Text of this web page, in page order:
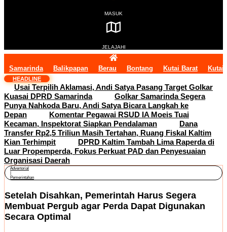
MASUK
JELAJAHI
Samarinda Balikpapan Berau Bontang Kutai Barat Kutai
HEADLINE
Usai Terpilih Aklamasi, Andi Satya Pasang Target Golkar
Kuasai DPRD Samarinda
Golkar Samarinda Segera
Punya Nahkoda Baru, Andi Satya Bicara Langkah ke
Depan
Komentar Pegawai RSUD IA Moeis Tuai
Kecaman, Inspektorat Siapkan Pendalaman
Dana
Transfer Rp2,5 Triliun Masih Tertahan, Ruang Fiskal Kaltim
Kian Terhimpit
DPRD Kaltim Tambah Lima Raperda di
Luar Propemperda, Fokus Perkuat PAD dan Penyesuaian
Organisasi Daerah
Advertorial
Pemerintahan
Setelah Disahkan, Pemerintah Harus Segera
Membuat Pergub agar Perda Dapat Digunakan
Secara Optimal